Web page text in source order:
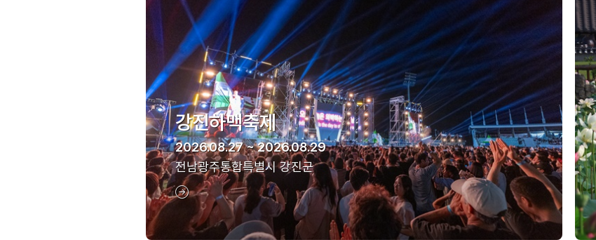
강진하맥축제
2026.08.27 ~ 2026.08.29
전남광주통합특별시 강진군